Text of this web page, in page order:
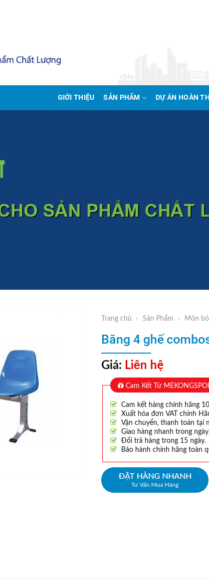
GIỚI THIỆU SẢN PHẨM DỰ ÁN HOÀN
Trang chủ » Sản Phẩm » Môn
Băng 4 ghế
Giá: Liên hệ
Cam Kết Từ
Cam kết hàng chính hãng
Xuất hóa đơn VAT chính
Vận chuyển, thanh toán tại
Giao hàng nhanh trong
Đổi trả hàng trong 15 ngày.
Bảo hành chính hãng toàn
ĐẶT HÀNG NHANH
Tư Vấn Mua Hàng